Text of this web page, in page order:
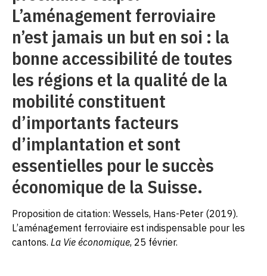
L’aménagement ferroviaire
n’est jamais un but en soi : la
bonne accessibilité de toutes
les régions et la qualité de la
mobilité constituent
d’importants facteurs
d’implantation et sont
essentielles pour le succès
économique de la Suisse.
Proposition de citation: Wessels, Hans-Peter (2019).
L’aménagement ferroviaire est indispensable pour les
cantons. La Vie économique, 25 février.